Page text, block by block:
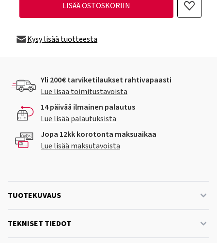
LISÄÄ OSTOSKORIIN
Kysy lisää tuotteesta
Yli 200€ tarviketilaukset rahtivapaasti
Lue lisää toimitustavoista
14 päivää ilmainen palautus
Lue lisää palautuksista
Jopa 12kk korotonta maksuaikaa
Lue lisää maksutavoista
TUOTEKUVAUS
TEKNISET TIEDOT